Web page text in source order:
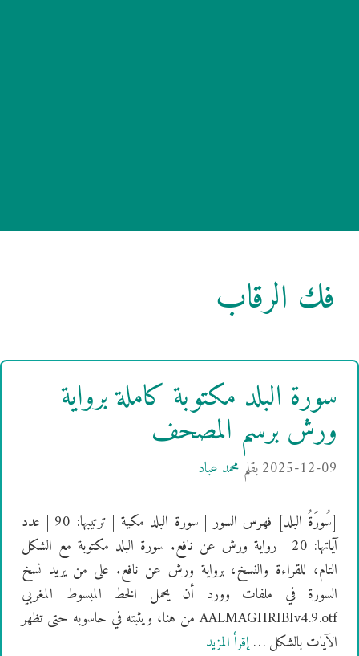
فك الرقاب
سورة البلد مكتوبة كاملة برواية
ورش برسم المصحف
2025-12-09بقلم محمد عباد
[سُورَةُ البلد] فهرس السور | سورة البلد مكية | ترتيبها: 90 | عدد
آياتها: 20 | رواية ورش عن نافع. سورة البلد مكتوبة مع الشكل
التام، للقراءة والنسخ، برواية ورش عن نافع. على من يريد نسخ
السورة في ملفات وورد أن يحمل الخط المبسوط المغربي
AALMAGHRIBIv4.9.otf من هنا، ويثبته في حاسوبه حتى تظهر
الآيات بالشكل …إقرأ المزيد